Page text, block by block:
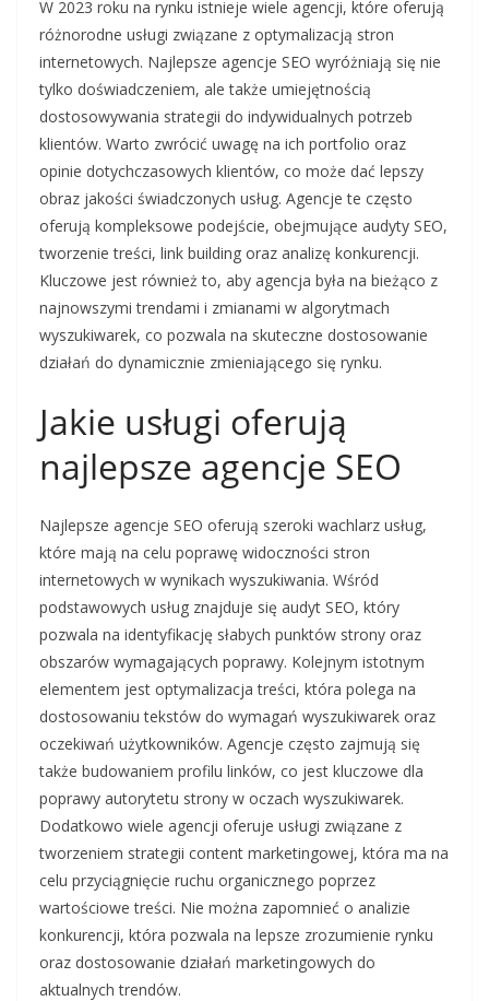
W 2023 roku na rynku istnieje wiele agencji, które oferują
różnorodne usługi związane z optymalizacją stron
internetowych. Najlepsze agencje SEO wyróżniają się nie
tylko doświadczeniem, ale także umiejętnością
dostosowywania strategii do indywidualnych potrzeb
klientów. Warto zwrócić uwagę na ich portfolio oraz
opinie dotychczasowych klientów, co może dać lepszy
obraz jakości świadczonych usług. Agencje te często
oferują kompleksowe podejście, obejmujące audyty SEO,
tworzenie treści, link building oraz analizę konkurencji.
Kluczowe jest również to, aby agencja była na bieżąco z
najnowszymi trendami i zmianami w algorytmach
wyszukiwarek, co pozwala na skuteczne dostosowanie
działań do dynamicznie zmieniającego się rynku.
Jakie usługi oferują
najlepsze agencje SEO
Najlepsze agencje SEO oferują szeroki wachlarz usług,
które mają na celu poprawę widoczności stron
internetowych w wynikach wyszukiwania. Wśród
podstawowych usług znajduje się audyt SEO, który
pozwala na identyfikację słabych punktów strony oraz
obszarów wymagających poprawy. Kolejnym istotnym
elementem jest optymalizacja treści, która polega na
dostosowaniu tekstów do wymagań wyszukiwarek oraz
oczekiwań użytkowników. Agencje często zajmują się
także budowaniem profilu linków, co jest kluczowe dla
poprawy autorytetu strony w oczach wyszukiwarek.
Dodatkowo wiele agencji oferuje usługi związane z
tworzeniem strategii content marketingowej, która ma na
celu przyciągnięcie ruchu organicznego poprzez
wartościowe treści. Nie można zapomnieć o analizie
konkurencji, która pozwala na lepsze zrozumienie rynku
oraz dostosowanie działań marketingowych do
aktualnych trendów.